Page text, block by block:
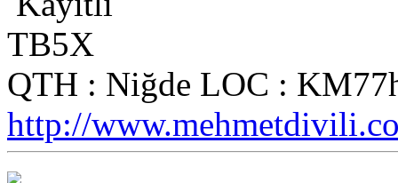
TB5X
QTH : Niğde LOC :
http://